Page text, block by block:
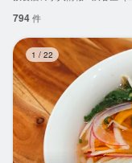
閲覧履歴
気になる求人
検索履歴・保存した
794件
1 / 22